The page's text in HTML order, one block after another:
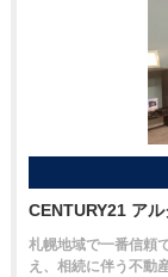
CENTURY21 ア
札幌地域で一番信頼
え、相続に伴う不動